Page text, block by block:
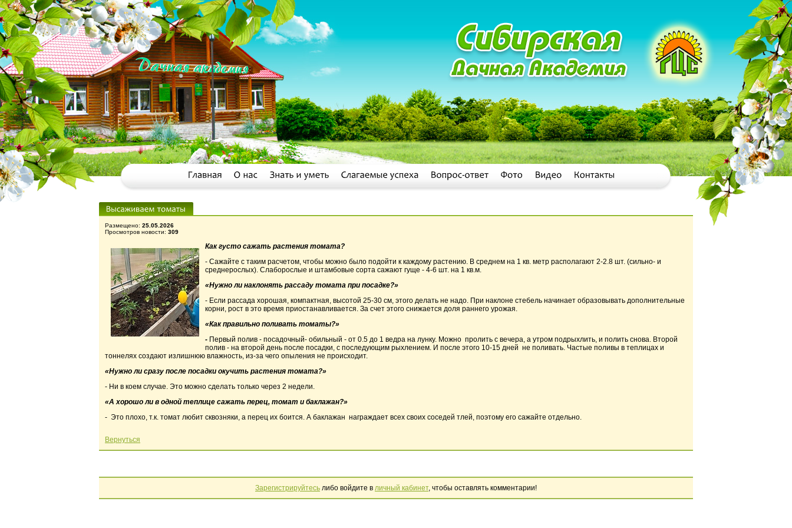
Размещено: 25.05.2026
Просмотров новости: 309
Как густо сажать растения томата?
- Сажайте с таким расчетом, чтобы можно было подойти к каждому растению. В среднем на 1 кв. метр располагают 2-2.8 шт. (сильно- и
среднерослых). Слаборослые и штамбовые сорта сажают гуще - 4-6 шт. на 1 кв.м.
«Нужно ли наклонять рассаду томата при посадке?»
- Если рассада хорошая, компактная, высотой 25-30 см, этого делать не надо. При наклоне стебель начинает образовывать дополнительные
корни, рост в это время приостанавливается. За счет этого снижается доля раннего урожая.
«Как правильно поливать томаты?»
- Первый полив - посадочный- обильный - от 0.5 до 1 ведра на лунку. Можно пролить с вечера, а утром подрыхлить, и полить снова. Второй
полив - на второй день после посадки, с последующим рыхлением. И после этого 10-15 дней не поливать. Частые поливы в теплицах и
тоннелях создают излишнюю влажность, из-за чего опыления не происходит.
«Нужно ли сразу после посадки окучить растения томата?»
- Ни в коем случае. Это можно сделать только через 2 недели.
«А хорошо ли в одной теплице сажать перец, томат и баклажан?»
- Это плохо, т.к. томат любит сквозняки, а перец их боится. А баклажан награждает всех своих соседей тлей, поэтому его сажайте отдельно.
Вернуться
Зарегистрируйтесь либо войдите в личный кабинет, чтобы оставлять комментарии!